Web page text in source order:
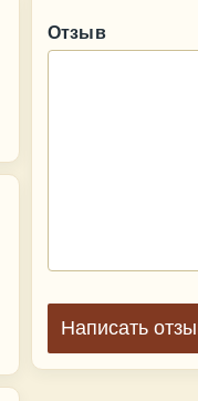
Отзыв
Написать